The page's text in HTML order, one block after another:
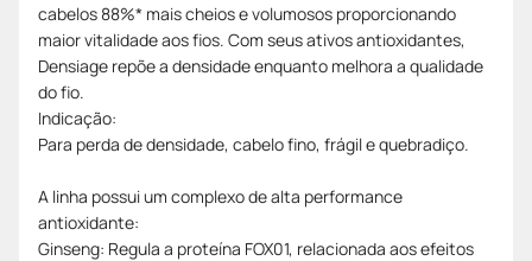
cabelos 88%* mais cheios e volumosos proporcionando
maior vitalidade aos fios. Com seus ativos antioxidantes,
Densiage repõe a densidade enquanto melhora a qualidade
do fio.
Indicação:
Para perda de densidade, cabelo fino, frágil e quebradiço.
A linha possui um complexo de alta performance
antioxidante:
Ginseng: Regula a proteína FOX01, relacionada aos efeitos